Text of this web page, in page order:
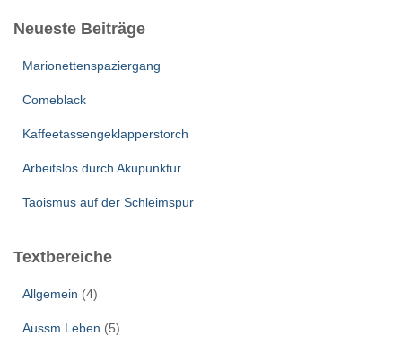
Neueste Beiträge
Marionettenspaziergang
Comeblack
Kaffeetassengeklapperstorch
Arbeitslos durch Akupunktur
Taoismus auf der Schleimspur
Textbereiche
Allgemein (4)
Aussm Leben (5)